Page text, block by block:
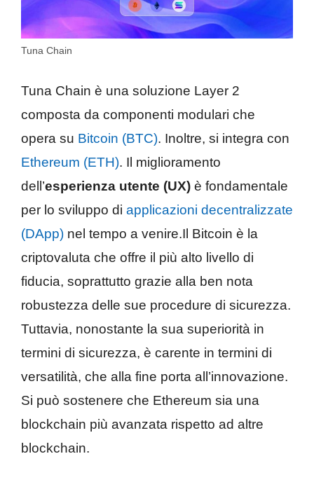
Tuna Chain
Tuna Chain è una soluzione Layer 2
composta da componenti modulari che
opera su Bitcoin (BTC). Inoltre, si integra con
Ethereum (ETH). Il miglioramento
dell’esperienza utente (UX) è fondamentale
per lo sviluppo di applicazioni decentralizzate
(DApp) nel tempo a venire.Il Bitcoin è la
criptovaluta che offre il più alto livello di
fiducia, soprattutto grazie alla ben nota
robustezza delle sue procedure di sicurezza.
Tuttavia, nonostante la sua superiorità in
termini di sicurezza, è carente in termini di
versatilità, che alla fine porta all’innovazione.
Si può sostenere che Ethereum sia una
blockchain più avanzata rispetto ad altre
blockchain.